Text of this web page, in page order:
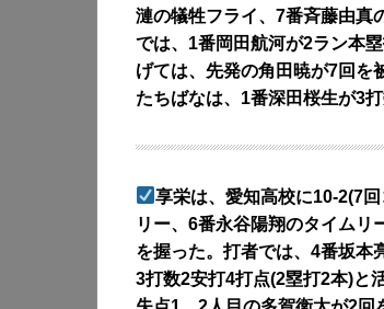
漣の犠牲フライ、7番斉藤由真
では、1番岡田航河が2ラン本
げては、先発の角田暁が7回を
たちばなは、1番深田桜生が3
享栄は、愛知高校に10-2(7
リー、6番永谷陽翔のタイムリ
を握った。打者では、4番坂本
3打数2安打4打点(2塁打2本)と